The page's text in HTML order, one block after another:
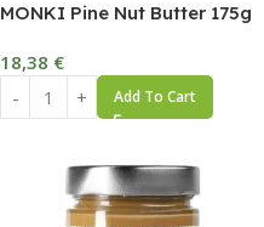
MONKI Pine Nut Butter 175g
18,38 €
Add To Cart